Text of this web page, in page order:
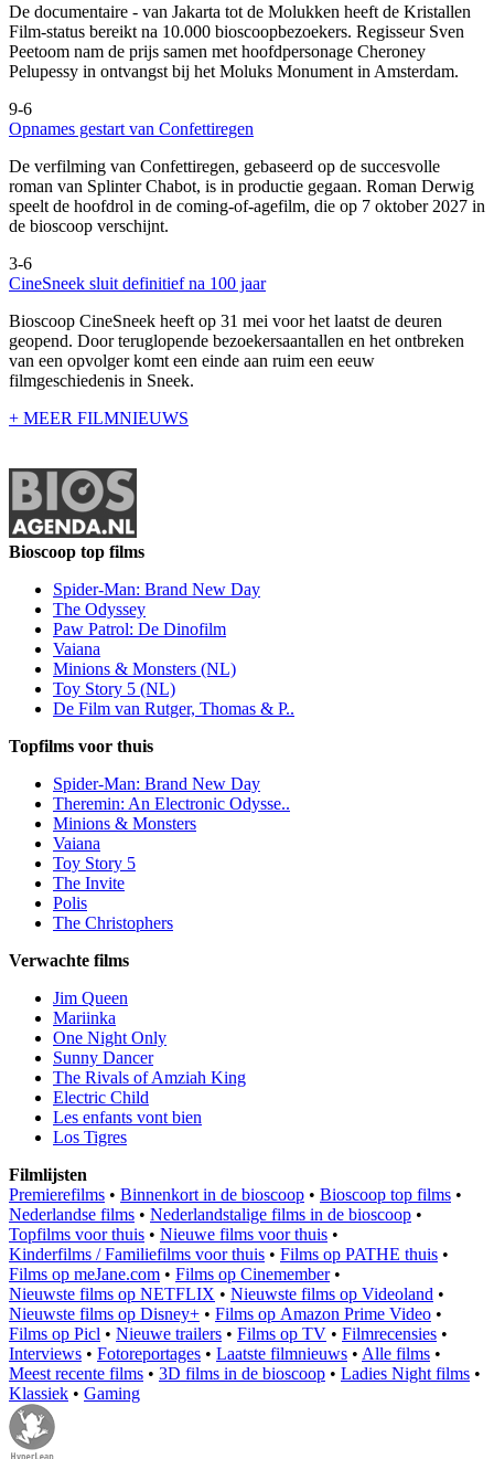
De documentaire - van Jakarta tot de Molukken heeft de Kristallen
Film-status bereikt na 10.000 bioscoopbezoekers. Regisseur Sven
Peetoom nam de prijs samen met hoofdpersonage Cheroney
Pelupessy in ontvangst bij het Moluks Monument in Amsterdam.
9-6
Opnames gestart van Confettiregen
De verfilming van Confettiregen, gebaseerd op de succesvolle
roman van Splinter Chabot, is in productie gegaan. Roman Derwig
speelt de hoofdrol in de coming-of-agefilm, die op 7 oktober 2027 in
de bioscoop verschijnt.
3-6
CineSneek sluit definitief na 100 jaar
Bioscoop CineSneek heeft op 31 mei voor het laatst de deuren
geopend. Door teruglopende bezoekersaantallen en het ontbreken
van een opvolger komt een einde aan ruim een eeuw
filmgeschiedenis in Sneek.
+ MEER FILMNIEUWS
Bioscoop top films
Spider-Man: Brand New Day
The Odyssey
Paw Patrol: De Dinofilm
Vaiana
Minions & Monsters (NL)
Toy Story 5 (NL)
De Film van Rutger, Thomas & P..
Topfilms voor thuis
Spider-Man: Brand New Day
Theremin: An Electronic Odysse..
Minions & Monsters
Vaiana
Toy Story 5
The Invite
Polis
The Christophers
Verwachte films
Jim Queen
Mariinka
One Night Only
Sunny Dancer
The Rivals of Amziah King
Electric Child
Les enfants vont bien
Los Tigres
Filmlijsten
Premierefilms • Binnenkort in de bioscoop • Bioscoop top films •
Nederlandse films • Nederlandstalige films in de bioscoop •
Topfilms voor thuis • Nieuwe films voor thuis •
Kinderfilms / Familiefilms voor thuis • Films op PATHE thuis •
Films op meJane.com • Films op Cinemember•
Nieuwste films op NETFLIX • Nieuwste films op Videoland •
Nieuwste films op Disney+ • Films op Amazon Prime Video •
Films op Picl • Nieuwe trailers • Films op TV • Filmrecensies •
Interviews • Fotoreportages • Laatste filmnieuws • Alle films •
Meest recente films • 3D films in de bioscoop • Ladies Night films •
Klassiek • Gaming